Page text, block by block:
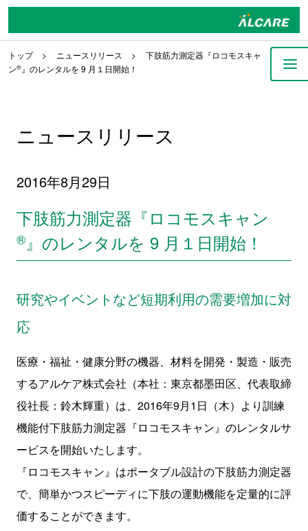
トップ ニュースリリース
下肢筋力測定器『ロコモスキャ
ン®』のレンタルを 9 月１日開始！
ニュースリリース
2016年8月29日
下肢筋力測定器『ロコモスキャン
®』のレンタルを 9 月１日開始！
研究やイベントなど短期利用の需要増加に対
応
医療・福祉・健康分野の機器、材料を開発・製造・販売
するアルケア株式会社（本社：東京都墨田区、代表取締
役社長：鈴木輝重）は、2016年9月1日（木）より訓練
機能付下肢筋力測定器『ロコモスキャン』のレンタルサ
ービスを開始いたします。
『ロコモスキャン』はポータブル設計の下肢筋力測定器
で、簡単かつスピーディに下肢の運動機能を定量的に評
価することができます。